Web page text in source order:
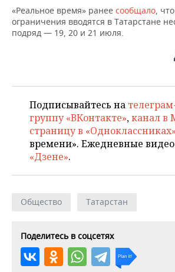
КИБЕРСПОРТ
ФИГУРНОЕ КАТАНИЕ
ХОККЕЙ С МЯЧОМ
КУЛЬТУРА
МЕДИЦИНА
ПРОИСШЕСТВИЯ
СПИСОК КОМПАНИЙ
«Реальное время» ранее сообщало,
ограничения вводятся в Татарстане
подряд — 19, 20 и 21 июля.
Подписывайтесь на
группу «ВКонтакте»,канал в
страницу в «Одноклассниках»
времени». Ежедневные
«Дзене».
Общество Татарстан
Поделитесь в соцсетях